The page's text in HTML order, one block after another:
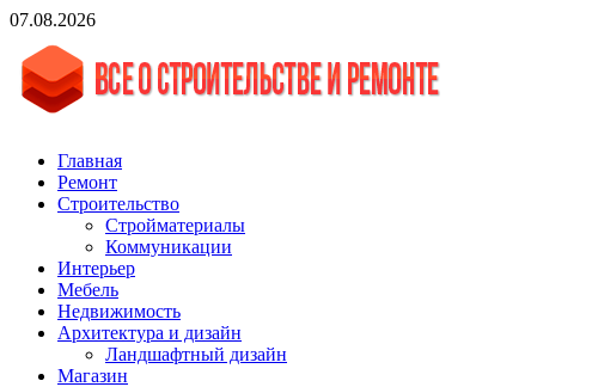
Skip
content
07.08.2026
vgasa.ru
Строительный журнал. Всё о строительстве и ремонтах
Главная
Ремонт
Строительство
Стройматериалы
Коммуникации
Интерьер
Мебель
Недвижимость
Архитектура и дизайн
Ландшафтный дизайн
Магазин